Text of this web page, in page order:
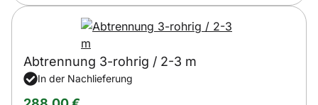
Abtrennung 3-rohrig / 2-3 m
In der Nachlieferung